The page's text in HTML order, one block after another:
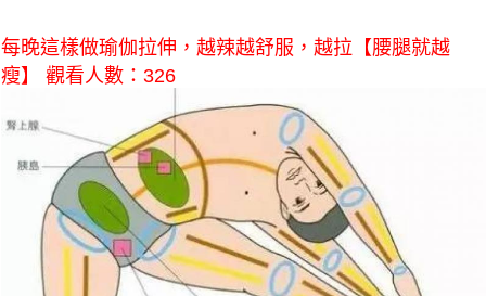
每晚這樣做瑜伽拉伸，越辣越舒服，越拉【腰腿就越
瘦】 觀看人數：326